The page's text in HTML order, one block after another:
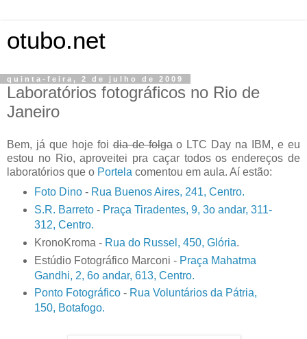
otubo.net
quinta-feira, 2 de julho de 2009
Laboratórios fotográficos no Rio de
Janeiro
Bem, já que hoje foidia de folgao LTC Day na IBM, e eu
estou no Rio, aproveitei pra caçar todos os endereços de
laboratórios que o Portela comentou em aula. Aí estão:
Foto Dino- Rua Buenos Aires, 241, Centro.
S.R. Barreto- Praça Tiradentes, 9, 3o andar, 311-
312, Centro.
KronoKroma - Rua do Russel, 450, Glória.
Estúdio Fotográfico Marconi - Praça Mahatma
Gandhi, 2, 6o andar, 613, Centro.
Ponto Fotográfico- Rua Voluntários da Pátria,
150, Botafogo.